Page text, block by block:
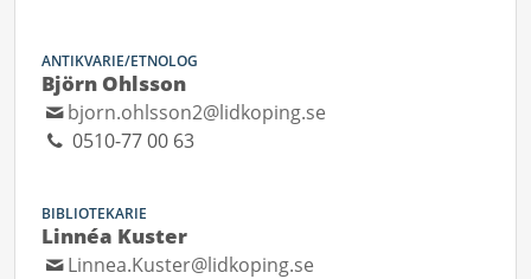
ANTIKVARIE/ETNOLOG
Björn Ohlsson
bjorn.ohlsson2@lidkoping.se
0510-77 00 63
BIBLIOTEKARIE
Linnéa Kuster
Linnea.Kuster@lidkoping.se